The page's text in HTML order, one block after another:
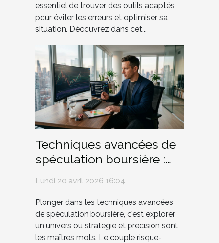
essentiel de trouver des outils adaptés
pour éviter les erreurs et optimiser sa
situation. Découvrez dans cet...
Techniques avancées de
spéculation boursière :
risque versus rendement
Lundi 20 avril 2026 16:04
Plonger dans les techniques avancées
de spéculation boursière, c'est explorer
un univers où stratégie et précision sont
les maîtres mots. Le couple risque-